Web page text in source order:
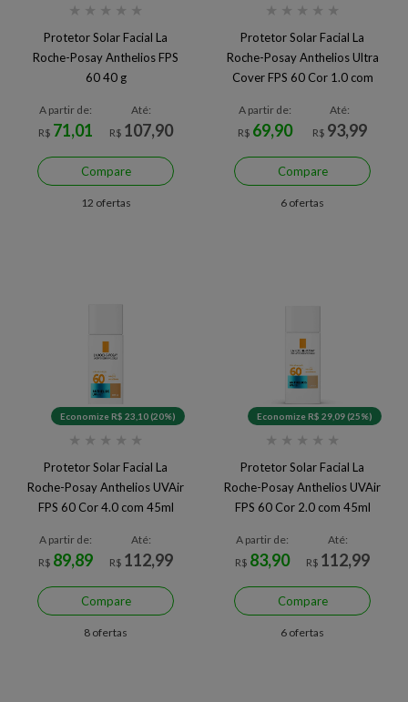
★ ★ ★ ★ ★
Protetor Solar Facial La
Roche-Posay Anthelios FPS
60 40 g
A partir de:
R$ 71,01
Até:
R$ 107,90
Compare
12 ofertas
★ ★ ★ ★ ★
Protetor Solar Facial La
Roche-Posay Anthelios Ultra
Cover FPS 60 Cor 1.0 com
A partir de:
R$ 69,90
Até:
R$ 93,99
Compare
6 ofertas
Economize R$ 23,10 (20%)
★ ★ ★ ★ ★
Protetor Solar Facial La
Roche-Posay Anthelios UVAir
FPS 60 Cor 4.0 com 45ml
A partir de:
R$ 89,89
Até:
R$ 112,99
Compare
8 ofertas
Economize R$ 29,09 (25%)
★ ★ ★ ★ ★
Protetor Solar Facial La
Roche-Posay Anthelios UVAir
FPS 60 Cor 2.0 com 45ml
A partir de:
R$ 83,90
Até:
R$ 112,99
Compare
6 ofertas